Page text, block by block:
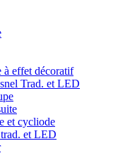
à effet décoratif
Trad. et LED
et cycliode
trad. et LED